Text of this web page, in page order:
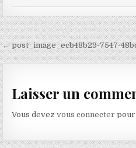
Navigation de
← post_image_ecb48b29-7547-
Laisser un
Vous devezvous connecter pour